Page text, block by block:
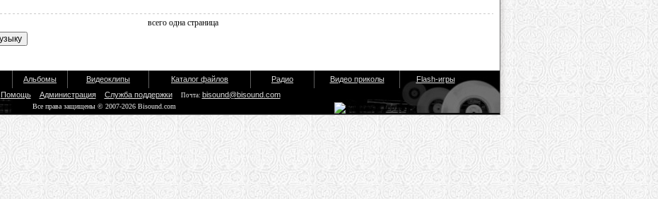
всего одна страница
Альбомы Видеоклипы Каталог файлов Радио Видео приколы
Flash-игры
Помощь Администрация Служба поддержки Почта: bisound@bisound.com
Все права защищены © 2007-2026 Bisound.com